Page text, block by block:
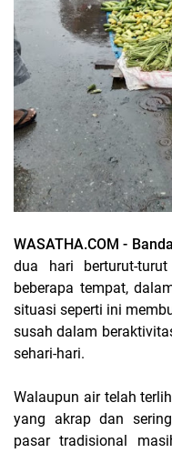
WASATHA.COM -
dua hari berturut-
beberapa tempat,
situasi seperti ini
susah dalam
sehari-hari.
Walaupun air telah
yang akrap dan
pasar tradisional